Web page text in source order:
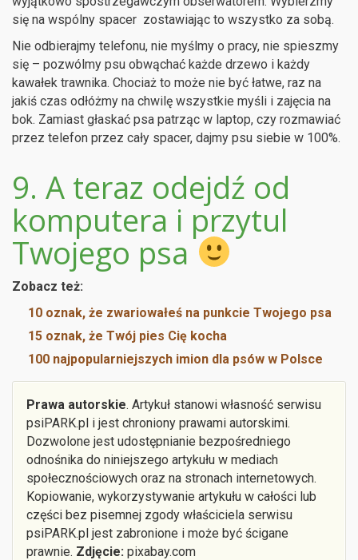
się na wspólny spacer zostawiając to wszystko za sobą.
Nie odbierajmy telefonu, nie myślmy o pracy, nie spieszmy
się – pozwólmy psu obwąchać każde drzewo i każdy
kawałek trawnika. Chociaż to może nie być łatwe, raz na
jakiś czas odłóżmy na chwilę wszystkie myśli i zajęcia na
bok. Zamiast głaskać psa patrząc w laptop, czy rozmawiać
przez telefon przez cały spacer, dajmy psu siebie w 100%.
9. A teraz odejdź od
komputera i przytul
Twojego psa
Zobacz też:
10 oznak, że zwariowałeś na punkcie Twojego psa
15 oznak, że Twój pies Cię kocha
100 najpopularniejszych imion dla psów w Polsce
Prawa autorskie. Artykuł stanowi własność serwisu
psiPARK.pl i jest chroniony prawami autorskimi.
Dozwolone jest udostępnianie bezpośredniego
odnośnika do niniejszego artykułu w mediach
społecznościowych oraz na stronach internetowych.
Kopiowanie, wykorzystywanie artykułu w całości lub
części bez pisemnej zgody właściciela serwisu
psiPARK.pl jest zabronione i może być ścigane
prawnie. Zdjęcie: pixabay.com